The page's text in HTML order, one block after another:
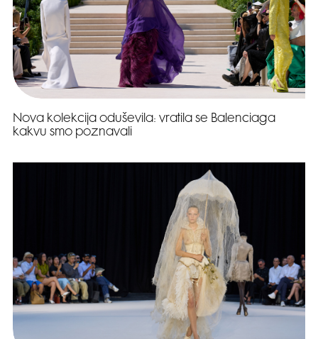
Nova kolekcija oduševila: vratila se Balenciaga
kakvu smo poznavali